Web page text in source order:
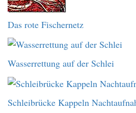
Das rote Fischernetz
Wasserrettung auf der Schlei
Schleibrücke Kappeln